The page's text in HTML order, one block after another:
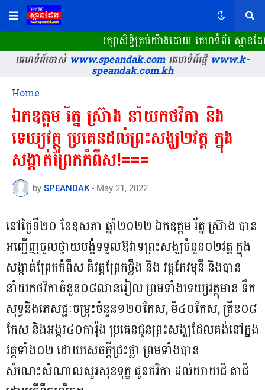
រក្សាសិទ្ធិគ្រប់យ៉ាងដោយ គេហទំព័រ ស្ពាន
គេហទំព័រចាស់www.speandak.comគេហទំព័រថ្មីwww.k-
speandak.com.kh
Home
ឯកឧត្តម រ័ត្ន ស្រ៊ាង នាំយក​ថវិកា និង​
ទេយ្យវត្ថុ ប្រគេន​ដល់​ព្រះសង្ឃ​២​វត្ត ក្នុង​
សង្កាត់​ព្រែកកំពឹស​!===
by SPEANDAK - May 21, 2022
នៅ​ថ្ងៃ​ទី​២០ ខែ​ឧសភា ឆ្នាំ​២០២២ ឯកឧត្តម រ័ត្ន ស្រ៊ាង បាន​
អញ្ជើញ​ចូល​ថ្វាយបង្គំ​ទទួល​ឱវាទ​ព្រះសង្ឃ​ចំនួន​០២​វត្ត ក្នុង​
សង្កាត់​ព្រែកកំពឹស គឺ​វត្ត​ព្រែក​ថ្លឹង និង វត្ត​កែវ​មុនី និង​បាន​
នាំយក​ថវិកា​ចំនួន​០៨​លាន​រៀល ព្រមទាំង​ទេយ្យវត្ថុ​មាន ទឹក​
សុទ្ធ​និង​ភេសជ្ជៈ​ចម្រុះ​ចំនួន​១២០​កែស​, មី​៤០​កែស​, ត្រីខ​០៨​
កែស និង​អង្ករ​៤០​កា​រ៉ុង ប្រគេន​ជូន​ព្រះសង្ឃ​ដែល​គង់នៅ​ក្នង​
វត្ត​ទាំង​០២ ដោយ​សេចក្តី​ជ្រះថ្លា ព្រមទាំង​បាន​
សំណេះសំណាល​សួរសុខទុក្ខ ជូន​ថវិកា ដល់​យាយជី តាជី